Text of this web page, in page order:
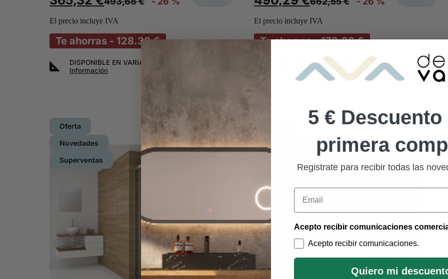
El precio incluye IVA
Te ahorras - 128.36 €
DISPONIBLE EN VARIAS MEDIDAS
Información
El precio incluye IVA
Te ahorras - 172.26 €
DISPONIBLE EN VARIAS MEDIDAS
Información
Oferta
Novedades
Superventas
Novedades
5 € Descuento
primera
Registrate para recibir todas las
Email
Acepto recibir comunicaciones
Acepto recibir comunicaciones.
Quiero mi